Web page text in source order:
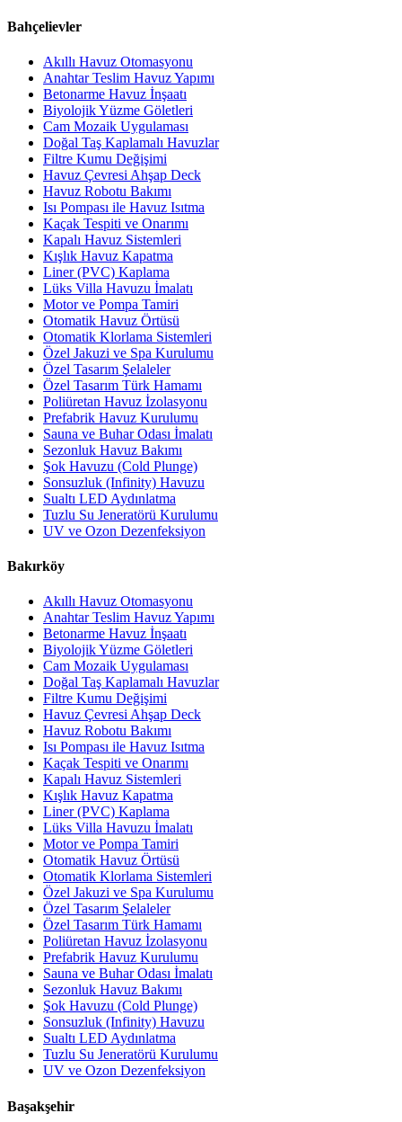
Bahçelievler
Akıllı Havuz Otomasyonu
Anahtar Teslim Havuz Yapımı
Betonarme Havuz İnşaatı
Biyolojik Yüzme Göletleri
Cam Mozaik Uygulaması
Doğal Taş Kaplamalı Havuzlar
Filtre Kumu Değişimi
Havuz Çevresi Ahşap Deck
Havuz Robotu Bakımı
Isı Pompası ile Havuz Isıtma
Kaçak Tespiti ve Onarımı
Kapalı Havuz Sistemleri
Kışlık Havuz Kapatma
Liner (PVC) Kaplama
Lüks Villa Havuzu İmalatı
Motor ve Pompa Tamiri
Otomatik Havuz Örtüsü
Otomatik Klorlama Sistemleri
Özel Jakuzi ve Spa Kurulumu
Özel Tasarım Şelaleler
Özel Tasarım Türk Hamamı
Poliüretan Havuz İzolasyonu
Prefabrik Havuz Kurulumu
Sauna ve Buhar Odası İmalatı
Sezonluk Havuz Bakımı
Şok Havuzu (Cold Plunge)
Sonsuzluk (Infinity) Havuzu
Sualtı LED Aydınlatma
Tuzlu Su Jeneratörü Kurulumu
UV ve Ozon Dezenfeksiyon
Bakırköy
Akıllı Havuz Otomasyonu
Anahtar Teslim Havuz Yapımı
Betonarme Havuz İnşaatı
Biyolojik Yüzme Göletleri
Cam Mozaik Uygulaması
Doğal Taş Kaplamalı Havuzlar
Filtre Kumu Değişimi
Havuz Çevresi Ahşap Deck
Havuz Robotu Bakımı
Isı Pompası ile Havuz Isıtma
Kaçak Tespiti ve Onarımı
Kapalı Havuz Sistemleri
Kışlık Havuz Kapatma
Liner (PVC) Kaplama
Lüks Villa Havuzu İmalatı
Motor ve Pompa Tamiri
Otomatik Havuz Örtüsü
Otomatik Klorlama Sistemleri
Özel Jakuzi ve Spa Kurulumu
Özel Tasarım Şelaleler
Özel Tasarım Türk Hamamı
Poliüretan Havuz İzolasyonu
Prefabrik Havuz Kurulumu
Sauna ve Buhar Odası İmalatı
Sezonluk Havuz Bakımı
Şok Havuzu (Cold Plunge)
Sonsuzluk (Infinity) Havuzu
Sualtı LED Aydınlatma
Tuzlu Su Jeneratörü Kurulumu
UV ve Ozon Dezenfeksiyon
Başakşehir